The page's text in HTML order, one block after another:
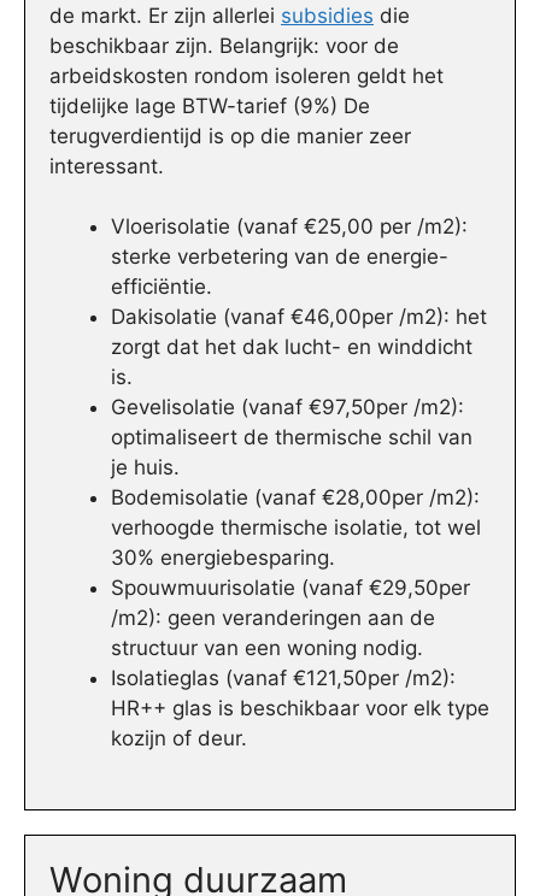
de markt. Er zijn allerlei subsidies die
beschikbaar zijn. Belangrijk: voor de
arbeidskosten rondom isoleren geldt het
tijdelijke lage BTW-tarief (9%) De
terugverdientijd is op die manier zeer
interessant.
Vloerisolatie (vanaf €25,00 per /m2):
sterke verbetering van de energie-
efficiëntie.
Dakisolatie (vanaf €46,00per /m2): het
zorgt dat het dak lucht- en winddicht
is.
Gevelisolatie (vanaf €97,50per /m2):
optimaliseert de thermische schil van
je huis.
Bodemisolatie (vanaf €28,00per /m2):
verhoogde thermische isolatie, tot wel
30% energiebesparing.
Spouwmuurisolatie (vanaf €29,50per
/m2): geen veranderingen aan de
structuur van een woning nodig.
Isolatieglas (vanaf €121,50per /m2):
HR++ glas is beschikbaar voor elk type
kozijn of deur.
Woning duurzaam